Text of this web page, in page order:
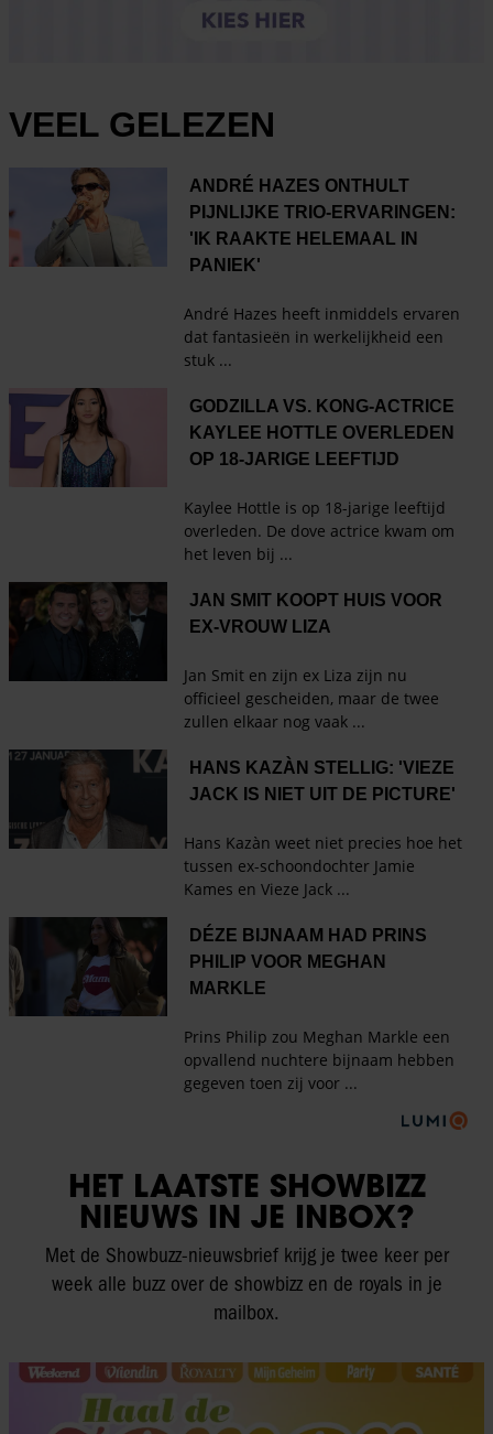
HET LAATSTE SHOWBIZZ
NIEUWS IN JE INBOX?
Met de Showbuzz-nieuwsbrief krijg je twee keer per
week alle buzz over de showbizz en de royals in je
mailbox.